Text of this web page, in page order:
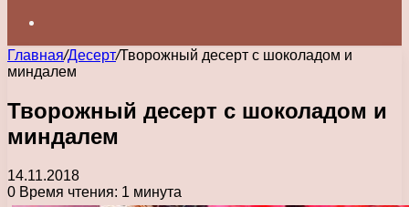
Главная/Десерт/Творожный десерт с шоколадом и
миндалем
Творожный десерт с шоколадом и
миндалем
14.11.2018
0 Время чтения: 1 минута